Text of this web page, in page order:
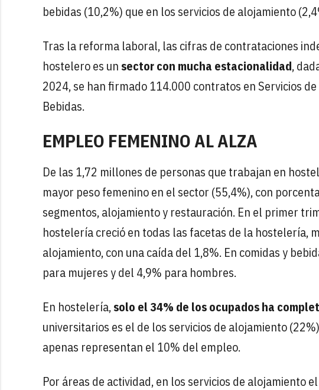
bebidas (10,2%) que en los servicios de alojamiento
Tras la reforma laboral, las cifras de contrataciones
hostelero es un sector con mucha estacionalidad,
2024, se han firmado 114.000 contratos en Servicios
Bebidas.
EMPLEO FEMENINO AL ALZA
De las 1,72 millones de personas que trabajan en
mayor peso femenino en el sector (55,4%), con
segmentos, alojamiento y restauración. En el primer
hostelería creció en todas las facetas de la hostelería,
alojamiento, con una caída del 1,8%. En comidas y
para mujeres y del 4,9% para hombres.
En hostelería,solo el 34% de los ocupados ha
universitarios es el de los servicios de alojamiento
apenas representan el 10% del empleo.
Por áreas de actividad, en los servicios de alojamiento